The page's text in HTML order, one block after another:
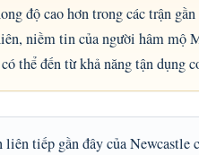
độ cao hơn trong các trận
niềm tin của người hâm mộ
thể đến từ khả năng tận dụng
tiếp gần đây của Newcastle